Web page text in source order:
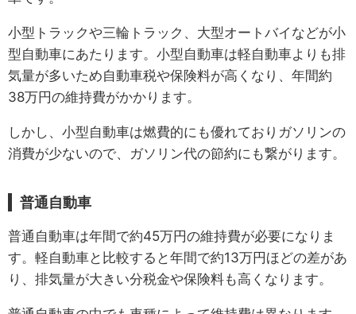
小型トラックや三輪トラック、大型オートバイなどが小
型自動車にあたります。小型自動車は軽自動車よりも排
気量が多いため自動車税や保険料が高くなり、年間約
38万円の維持費がかかります。
しかし、小型自動車は燃費的にも優れておりガソリンの
消費が少ないので、ガソリン代の節約にも繋がります。
普通自動車
普通自動車は年間で約45万円の維持費が必要になりま
す。軽自動車と比較すると年間で約13万円ほどの差があ
り、排気量が大きい分税金や保険料も高くなります。